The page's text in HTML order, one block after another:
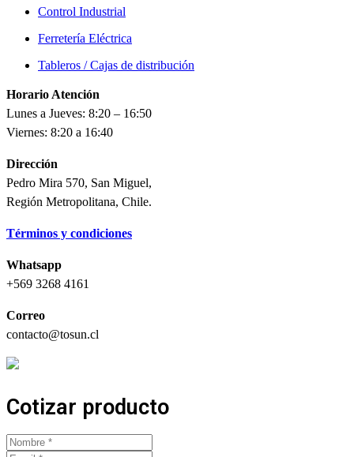
Control Industrial
Ferretería Eléctrica
Tableros / Cajas de distribución
Horario Atención
Lunes a Jueves: 8:20 – 16:50
Viernes: 8:20 a 16:40
Dirección
Pedro Mira 570, San Miguel,
Región Metropolitana, Chile.
Términos y condiciones
Whatsapp
+569 3268 4161
Correo
contacto@tosun.cl
Cotizar producto